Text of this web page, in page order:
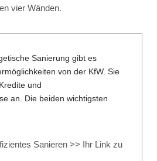
vier Wänden.
Sanierung gibt es
von der KfW. Sie
und
an. Die beiden wichtigsten
Sanieren >> Ihr Link zu